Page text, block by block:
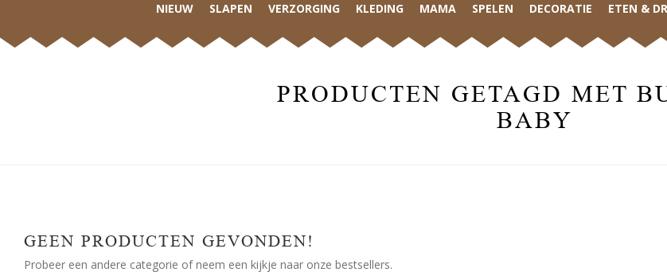
NIEUW SLAPEN VERZORGING KLEDING MAMA SPELEN DECORATIE ETEN &
PRODUCTEN GETAGD MET
BABY
GEEN PRODUCTEN GEVONDEN!
Probeer een andere categorie of neem een kijkje naar onze bestsellers.